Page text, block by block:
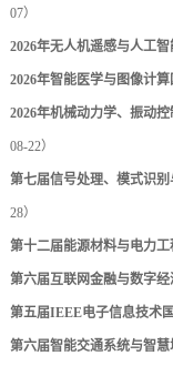
07）
2026年无人机遥感与人工
2026年智能医学与图像计
2026年机械动力学、振动
08-22）
第七届信号处理、模式识别
28）
第十二届能源材料与电力
第六届互联网金融与数字经
第五届IEEE电子信息技术
第六届智能交通系统与智慧